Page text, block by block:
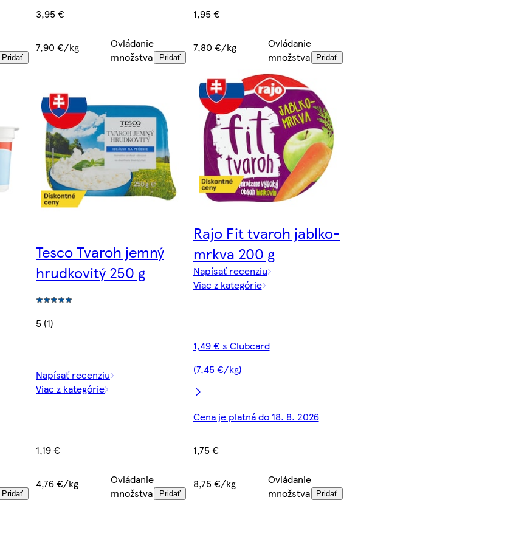
Pridať
3,95 €
7,90 €/kg
Ovládanie
množstva
Pridať
1,95 €
7,80 €/kg
Ovládanie
množstva
Pridať
Pridať
Tesco Tvaroh jemný
hrudkovitý 250 g
5 (1)
Napísať recenziu
Viac z kategórie
1,19 €
4,76 €/kg
Ovládanie
množstva
Pridať
Rajo Fit tvaroh jablko-
mrkva 200 g
Napísať recenziu
Viac z kategórie
1,49 € s Clubcard
(7,45 €/kg)
Cena je platná do 18. 8. 2026
1,75 €
8,75 €/kg
Ovládanie
množstva
Pridať